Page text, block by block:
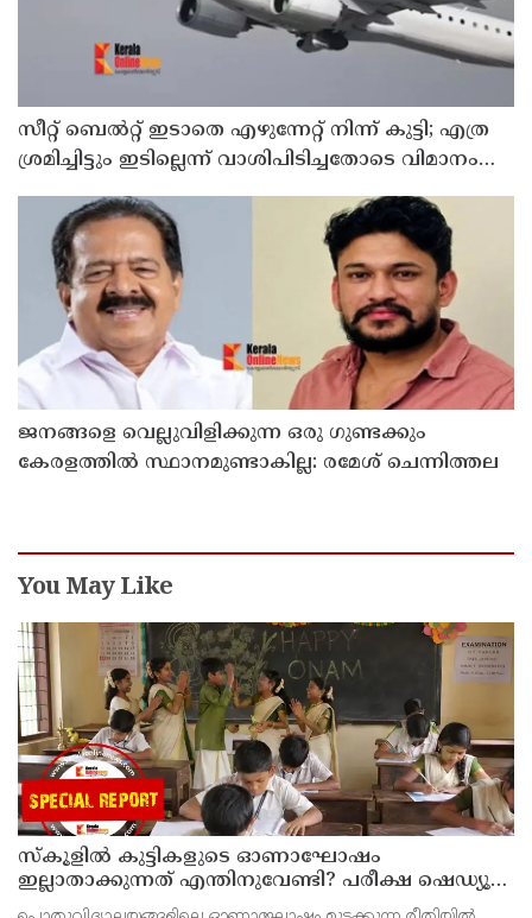
സീറ്റ് ബെല്‍റ്റ് ഇടാതെ എഴുന്നേറ്റ് നിന്ന് കുട്ടി; എത്ര
ശ്രമിച്ചിട്ടും ഇടില്ലെന്ന് വാശിപിടിച്ചതോടെ വിമാനം
ജനങ്ങളെ വെല്ലുവിളിക്കുന്ന ഒരു ഗുണ്ടക്കും
കേരളത്തില്‍ സ്ഥാനമുണ്ടാകില്ല: രമേശ് ചെന്നിത്തല
You May Like
സ്‌കൂളില്‍ കുട്ടികളുടെ ഓണാഘോഷം
ഇല്ലാതാക്കുന്നത് എന്തിനുവേണ്ടി? പരീക്ഷ ഷെഡ്യൂള്‍
മാറ്റിയത് തിരുത്തുമോ?